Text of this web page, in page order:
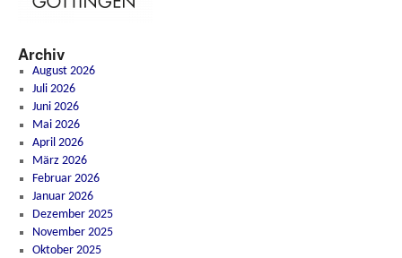
Archiv
August 2026
Juli 2026
Juni 2026
Mai 2026
April 2026
März 2026
Februar 2026
Januar 2026
Dezember 2025
November 2025
Oktober 2025